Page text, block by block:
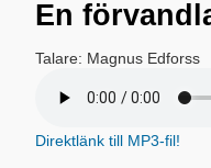
En
Talare: Magnus Edforss
Direktlänk till MP3-fil!